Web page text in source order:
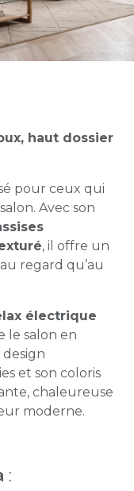
haut dossier
pour ceux qui
Avec son
, il offre un
regard qu’au
électrique
le salon en
et son coloris
chaleureuse
moderne.
: